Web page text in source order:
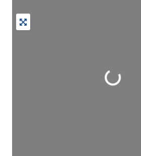
Wird geladen …